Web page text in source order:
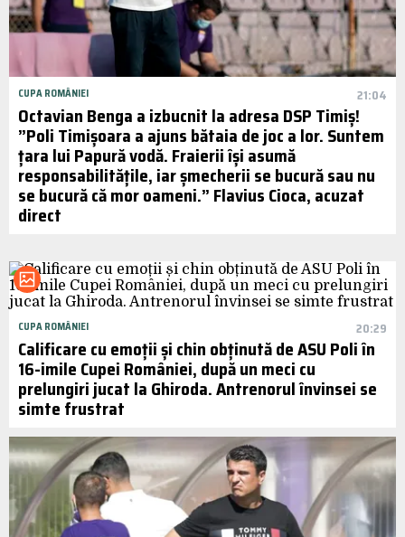
CUPA ROMÂNIEI 21:04
Octavian Benga a izbucnit la adresa DSP Timiș!
”Poli Timișoara a ajuns bătaia de joc a lor. Suntem
țara lui Papură vodă. Fraierii își asumă
responsabilitățile, iar șmecherii se bucură sau nu
se bucură că mor oameni.” Flavius Cioca, acuzat
direct
CUPA ROMÂNIEI 20:29
Calificare cu emoții și chin obținută de ASU Poli în
16-imile Cupei României, după un meci cu
prelungiri jucat la Ghiroda. Antrenorul învinsei se
simte frustrat